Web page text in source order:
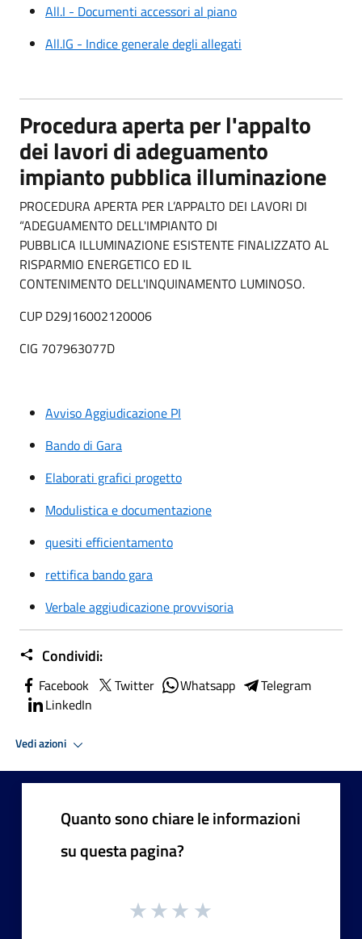
All.I - Documenti accessori al piano
All.IG - Indice generale degli allegati
Procedura aperta per l'appalto
dei lavori di adeguamento
impianto pubblica illuminazione
PROCEDURA APERTA PER L’APPALTO DEI LAVORI DI
“ADEGUAMENTO DELL'IMPIANTO DI
PUBBLICA ILLUMINAZIONE ESISTENTE FINALIZZATO AL
RISPARMIO ENERGETICO ED IL
CONTENIMENTO DELL'INQUINAMENTO LUMINOSO.
CUP D29J16002120006
CIG 707963077D
Avviso Aggiudicazione PI
Bando di Gara
Elaborati grafici progetto
Modulistica e documentazione
quesiti efficientamento
rettifica bando gara
Verbale aggiudicazione provvisoria
Condividi:
Facebook Twitter Whatsapp
Telegram
LinkedIn
Vedi azioni
Quanto sono chiare le informazioni
su questa pagina?